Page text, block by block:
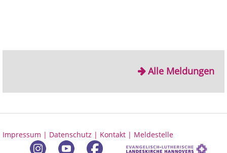
Alle Meldungen
Impressum | Datenschutz | Kontakt | Meldestelle